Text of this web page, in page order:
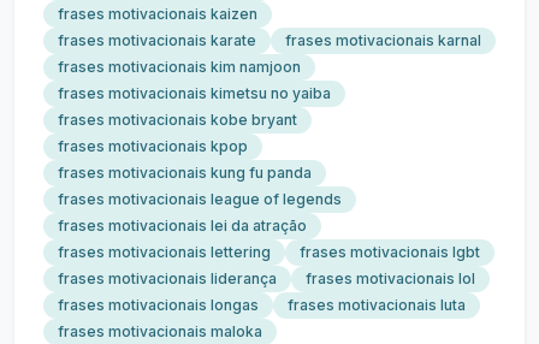
frases motivacionais kaizen
frases motivacionais karate
frases motivacionais karnal
frases motivacionais kim namjoon
frases motivacionais kimetsu no yaiba
frases motivacionais kobe bryant
frases motivacionais kpop
frases motivacionais kung fu panda
frases motivacionais league of legends
frases motivacionais lei da atração
frases motivacionais lettering
frases motivacionais lgbt
frases motivacionais liderança
frases motivacionais lol
frases motivacionais longas
frases motivacionais luta
frases motivacionais maloka